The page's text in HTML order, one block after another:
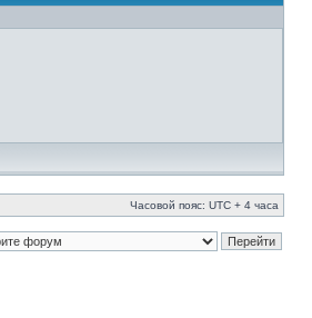
Часовой пояс: UTC + 4 часа